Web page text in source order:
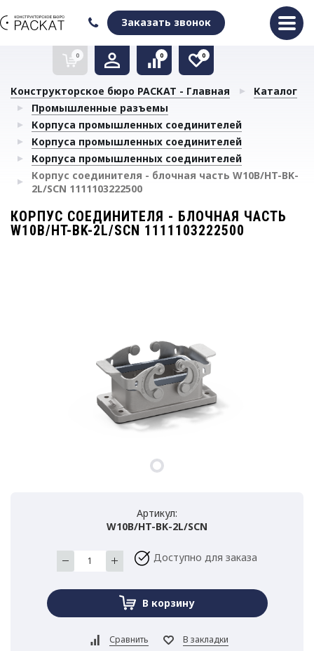
Заказать звонок
0
Очистить список сравнения
0
Очистить избранное
0
Конструкторское бюро РАСКАТ - Главная
Каталог
Промышленные разъемы
Корпуса промышленных соединителей
Корпуса промышленных соединителей
Корпуса промышленных соединителей
Корпус соединителя - блочная часть W10B/HT-BK-
2L/SCN 1111103222500
КОРПУС СОЕДИНИТЕЛЯ - БЛОЧНАЯ ЧАСТЬ
W10B/HT-BK-2L/SCN 1111103222500
Артикул:
W10B/HT-BK-2L/SCN
Доступно для заказа